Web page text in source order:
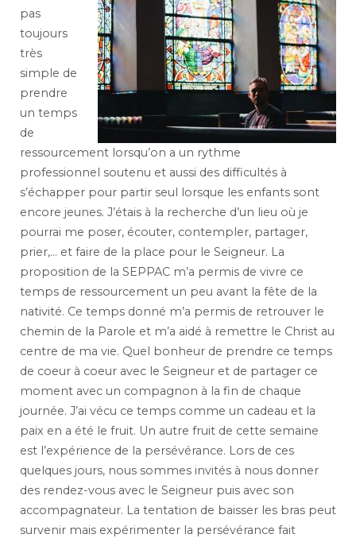
pas
toujours
très
simple de
prendre
un temps
de
ressourcement lorsqu’on a un rythme
professionnel soutenu et aussi des difficultés à
s’échapper pour partir seul lorsque les enfants sont
encore jeunes. J’étais à la recherche d’un lieu où je
pourrai me poser, écouter, contempler, partager,
prier,… et faire de la place pour le Seigneur. La
proposition de la SEPPAC m’a permis de vivre ce
temps de ressourcement un peu avant la fête de la
nativité. Ce temps donné m’a permis de retrouver le
chemin de la Parole et m’a aidé à remettre le Christ au
centre de ma vie. Quel bonheur de prendre ce temps
de coeur à coeur avec le Seigneur et de partager ce
moment avec un compagnon à la fin de chaque
journée. J’ai vécu ce temps comme un cadeau et la
paix en a été le fruit. Un autre fruit de cette semaine
est l’expérience de la persévérance. Lors de ces
quelques jours, nous sommes invités à nous donner
des rendez-vous avec le Seigneur puis avec son
accompagnateur. La tentation de baisser les bras peut
survenir mais expérimenter la persévérance fait